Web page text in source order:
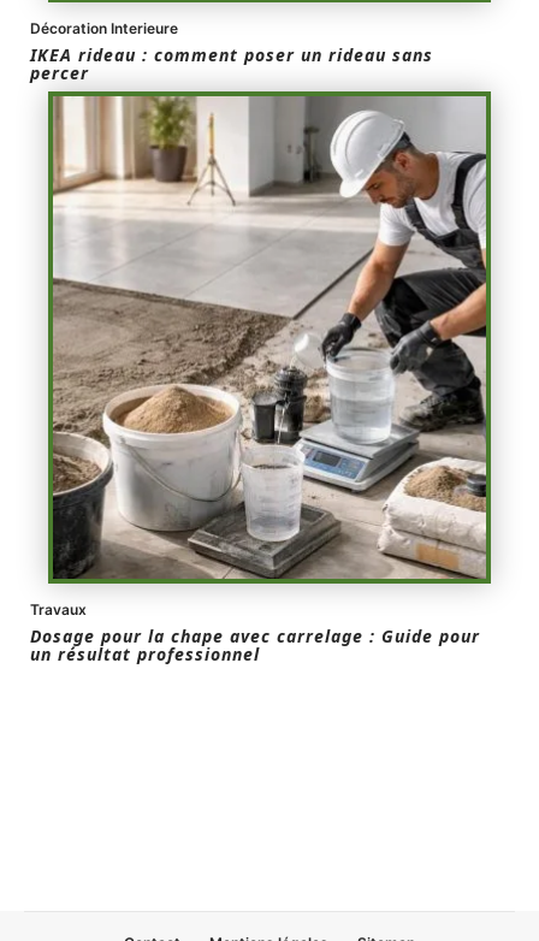
Décoration Interieure
IKEA rideau : comment poser un rideau sans
percer
Travaux
Dosage pour la chape avec carrelage : Guide pour
un résultat professionnel